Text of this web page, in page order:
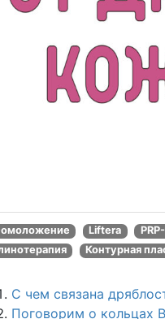
омоложение Liftera
Контурная
С чем связана
Поговорим о кольцах